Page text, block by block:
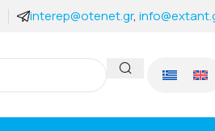
interep@otenet.gr,